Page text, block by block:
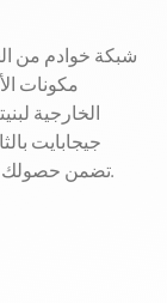
مكونات
جيجابايت
تضمن حصولك على أكثر الاتصالات أمانًا وسرعة يمكننا تقديمها.